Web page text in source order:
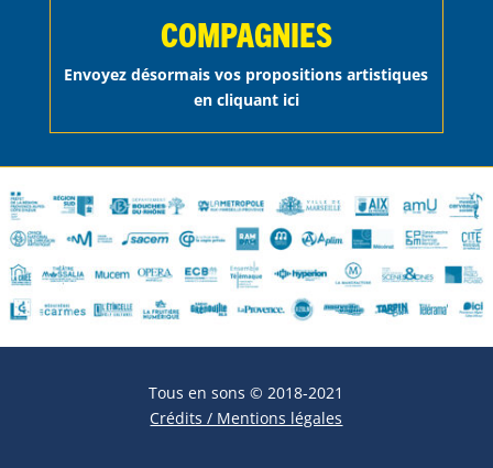
COMPAGNIES
Envoyez désormais vos propositions artistiques
en cliquant ici
Tous en sons © 2018-2021
Crédits / Mentions légales